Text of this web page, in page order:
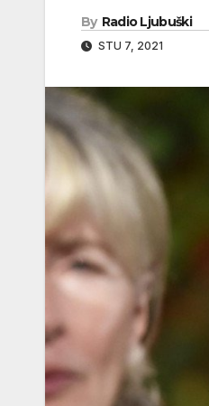
By Radio Ljubuški
STU 7, 2021